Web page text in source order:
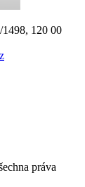
1498, 120 00
práva